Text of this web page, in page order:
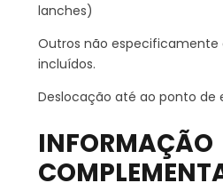
lanches)
Outros não especificamente
incluídos.
Deslocação até ao ponto de
INFORMAÇÃO